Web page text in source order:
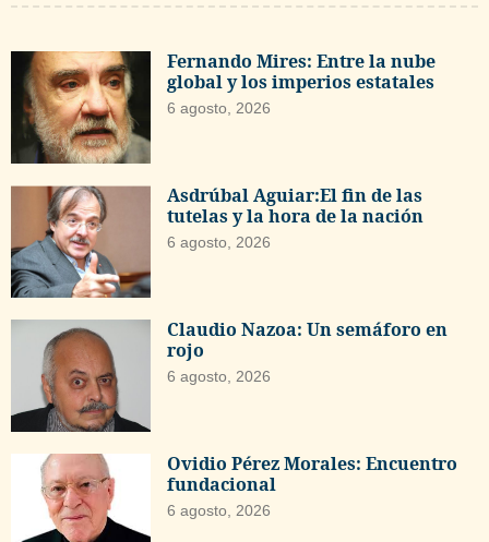
Fernando Mires: Entre la nube
global y los imperios estatales
6 agosto, 2026
Asdrúbal Aguiar:El fin de las
tutelas y la hora de la nación
6 agosto, 2026
Claudio Nazoa: Un semáforo en
rojo
6 agosto, 2026
Ovidio Pérez Morales: Encuentro
fundacional
6 agosto, 2026